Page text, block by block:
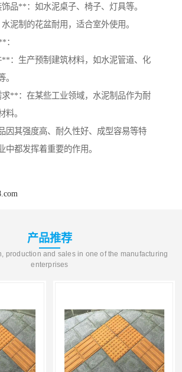
品**：如水泥桌子、椅子、灯具等。
泥制的花盆耐用，适合室外使用。
：
：生产预制建筑材料，如水泥管道、化
。
**：在某些工业领域，水泥制品作为耐
料。
因其强度高、耐久性好、成型容易等特
中都发挥着重要的作用。
产品推荐
production and sales in one of the manufacturing
enterprises